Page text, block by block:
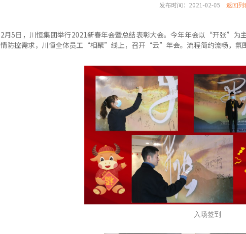
发布时间：2021-02-05 返回列
2月5日，川恒集团举行2021新春年会暨总结表彰大会。今年年会以“开张”
情防控需求，川恒全体员工“相聚”线上，召开“云”年会。流程简约流畅，氛围
入场签到